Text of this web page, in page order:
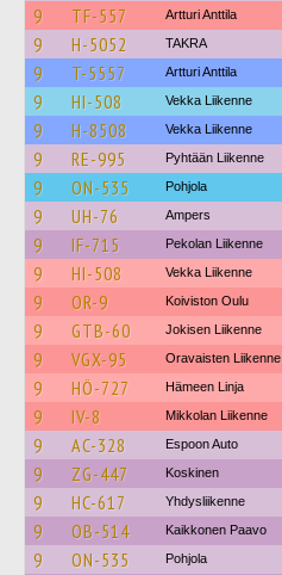
9 TF-557 Artturi Anttila
9 H-5052 TAKRA
9 T-5557 Artturi Anttila
9 HI-508 Vekka Liikenne
9 H-8508 Vekka Liikenne
9 RE-995 Pyhtään Liikenne
9 ON-535 Pohjola
9 UH-76 Ampers
9 IF-715 Pekolan Liikenne
9 HI-508 Vekka Liikenne
9 OR-9 Koiviston Oulu
9 GTB-60 Jokisen Liikenne
9 VGX-95 Oravaisten Liikenne
9 HÖ-727 Hämeen Linja
9 IV-8 Mikkolan Liikenne
9 AC-328 Espoon Auto
9 ZG-447 Koskinen
9 HC-617 Yhdysliikenne
9 OB-514 Kaikkonen Paavo
9 ON-535 Pohjola